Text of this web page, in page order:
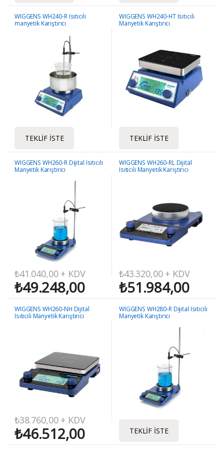
WIGGENS WH240-R Isıtıcılı
manyetik Karıştırıcı
TEKLIF İSTE
WIGGENS WH240-HT Isıtıcılı
Manyetik Karıştırıcı
TEKLIF İSTE
WIGGENS WH260-R Dijital Isıtıcılı
Manyetik Karıştırıcı
₺41.040,00+ KDV
₺49.248,00
WIGGENS WH260-RL Dijital
Isıtıcılı Manyetik Karıştırıcı
₺43.320,00+ KDV
₺51.984,00
WIGGENS WH260-NH Dijital
Isıtıcılı Manyetik Karıştırıcı
₺38.760,00+ KDV
₺46.512,00
WIGGENS WH280-R Dijital Isıtıcılı
Manyetik Karıştırıcı
TEKLIF İSTE